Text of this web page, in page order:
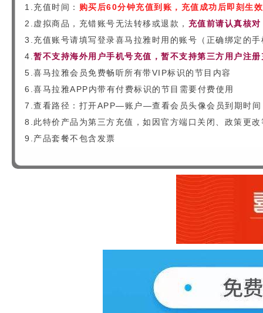
1.充值时间： 购买后60分钟充值到账，充值成功后即刻生效
2.虚拟商品，充错账号无法转移或退款， 充值前请认真核对
3.充值账号请填写登录喜马拉雅时用的账号（正确绑定的手
4. 暂不支持海外用户手机号充值，暂不支持第三方用户注
5.喜马拉雅会员免费畅听所有带VIP标识的节目内容
6.喜马拉雅APP内带有付费标识的节目需要付费使用
7.查看路径：打开APP—账户—查看会员头像会员到期时间
8.此特价产品为第三方充值，如因官方端口关闭、政策更
9.产品套餐不包含发票